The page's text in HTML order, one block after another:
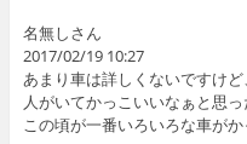
名無しさん
2017/02/19 10:27
あまり車は詳しくないですけ
人がいてかっこいいなぁと思っ
この頃が一番いろいろな車が